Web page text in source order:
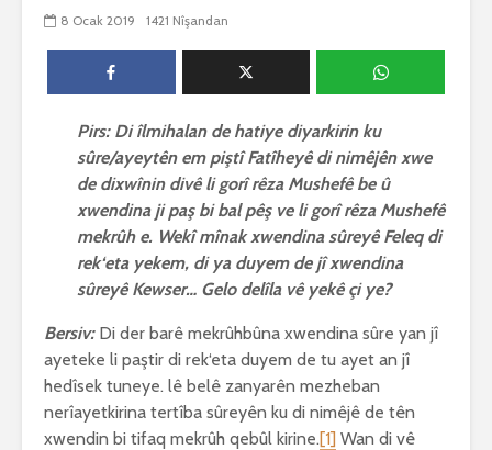
8 Ocak 2019 1421 Nîşandan
Pirs: Di îlmihalan de hatiye diyarkirin ku
sûre/ayeytên em piştî Fatîheyê di nimêjên xwe
de dixwînin divê li gorî rêza Mushefê be û
xwendina ji paş bi bal pêş ve li gorî rêza Mushefê
mekrûh e. Wekî mînak xwendina sûreyê Feleq di
rek‘eta yekem, di ya duyem de jî xwendina
sûreyê Kewser… Gelo delîla vê yekê çi ye?
Bersiv: Di der barê mekrûhbûna xwendina sûre yan jî
ayeteke li paştir di rek‘eta duyem de tu ayet an jî
hedîsek tuneye. lê belê zanyarên mezheban
nerîayetkirina tertîba sûreyên ku di nimêjê de tên
xwendin bi tifaq mekrûh qebûl kirine.[1] Wan di vê
2556 Nîşandan
Him kişandina
cigareyê him jî
tendirustiya
mirovan bi zirar in.
Gelo hukmê li ser
her duyan wek hev
e?
27 Ekim 2021
3078 Nîşandan
mirov
3 Kasım
3042